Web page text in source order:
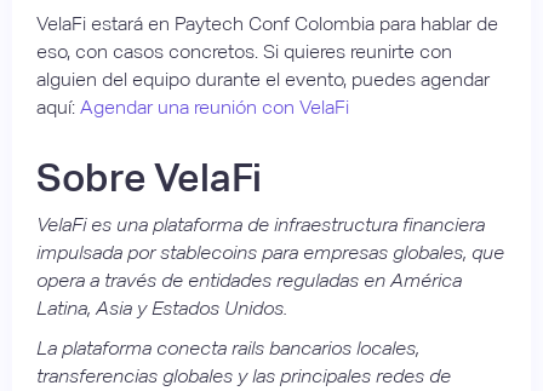
VelaFi estará en Paytech Conf Colombia para hablar de
eso, con casos concretos. Si quieres reunirte con
alguien del equipo durante el evento, puedes agendar
aquí: Agendar una reunión con VelaFi
Sobre VelaFi
VelaFi es una plataforma de infraestructura financiera
impulsada por stablecoins para empresas globales, que
opera a través de entidades reguladas en América
Latina, Asia y Estados Unidos.
La plataforma conecta rails bancarios locales,
transferencias globales y las principales redes de